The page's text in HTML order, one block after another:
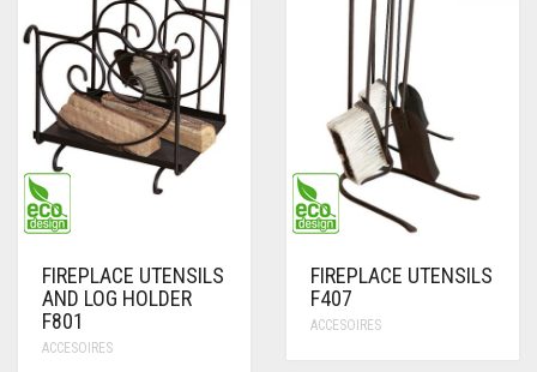
FIREPLACE UTENSILS
AND LOG HOLDER
F801
ACCESOIRES
FIREPLACE UTENSILS
F407
ACCESOIRES